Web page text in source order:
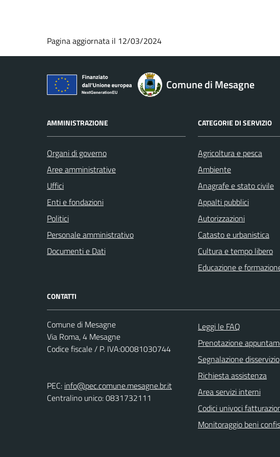
Pagina aggiornata il 12/03/2024
Comune di Mesagne
AMMINISTRAZIONE
Organi di governo
Aree amministrative
Uffici
Enti e fondazioni
Politici
Personale amministrativo
Documenti e Dati
CATEGORIE DI SERVIZIO
Agricoltura e pesca
Ambiente
Anagrafe e stato civile
Appalti pubblici
Autorizzazioni
Catasto e urbanistica
Cultura e tempo libero
Educazione e
CONTATTI
Comune di Mesagne
Via Roma, 4 Mesagne
Codice fiscale / P. IVA:00081030744
PEC: info@pec.comune.mesagne.br.it
Centralino unico: 0831732111
Leggi le FAQ
Prenotazione
Segnalazione disservizio
Richiesta assistenza
Area servizi interni
Codici univoci
Monitoraggio beni